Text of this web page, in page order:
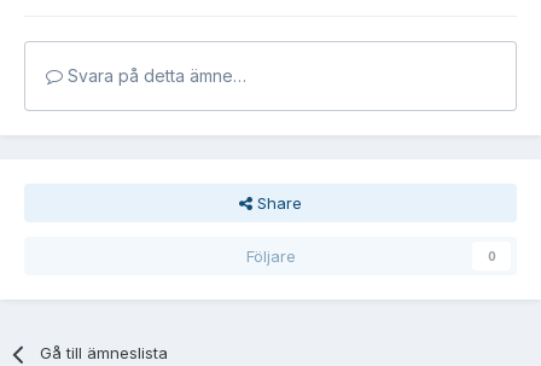
Svara på detta ämne…
Share
Följare 0
Gå till ämneslista